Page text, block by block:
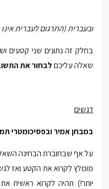
ובעברית (התרגום לעברית
בחלק זה נתונים שני קטעים
שאלה עליכםלבחור את
דגשים
במבחן אמיר ובפסיכומטרי
על אף שבחוברת הבחינה
מומלץ לקרוא את הקטע ואז
יותר!) תהיה לקרוא ראשית